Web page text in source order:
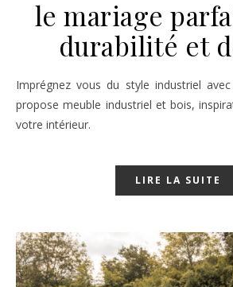
le mariage
durabilité et
Imprégnez vous du style industriel avec cet article qui vous
propose meuble industriel et bois,
votre intérieur.
LIRE LA SUITE